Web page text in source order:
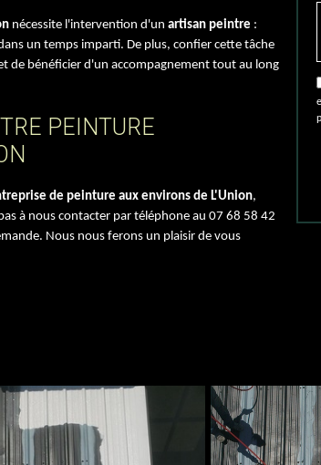
nécessite l'intervention d'un artisan peintre :
un temps imparti. De plus, confier cette tâche
de bénéficier d'un accompagnement tout au long
PEINTURE
de peinture aux environs de L'Union,
à nous contacter par téléphone au 07 68 58 42
Nous nous ferons un plaisir de vous